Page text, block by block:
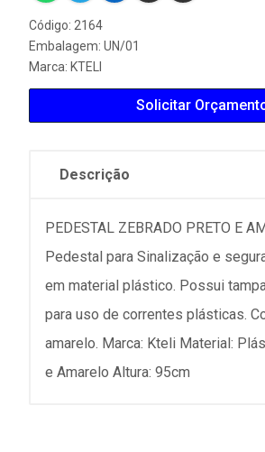
Código: 2164
Embalagem: UN/01
Marca: KTELI
Solicitar
Descrição
PEDESTAL ZEBRADO PRETO E
Pedestal para Sinalização e
em material plástico. Possui
para uso de correntes plásticas.
amarelo. Marca: Kteli Material:
e Amarelo Altura: 95cm